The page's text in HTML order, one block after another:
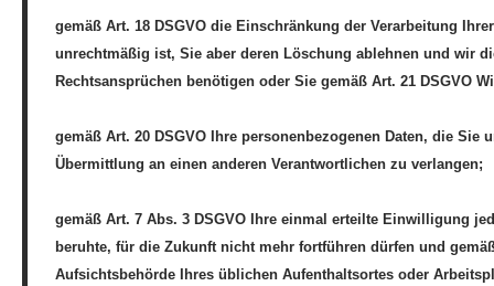
gemäß Art. 18 DSGVO die Einschränkung der Verarbeitung
unrechtmäßig ist, Sie aber deren Löschung ablehnen und wir
Rechtsansprüchen benötigen oder Sie gemäß Art. 21 DSGVO
gemäß Art. 20 DSGVO Ihre personenbezogenen Daten, die
Übermittlung an einen anderen Verantwortlichen zu verlangen;
gemäß Art. 7 Abs. 3 DSGVO Ihre einmal erteilte Einwilligung
beruhte, für die Zukunft nicht mehr fortführen dürfen und
Aufsichtsbehörde Ihres üblichen Aufenthaltsortes oder